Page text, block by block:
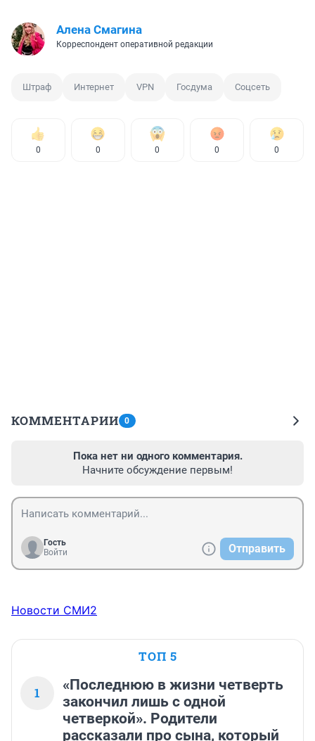
Алена Смагина
Корреспондент оперативной редакции
Штраф Интернет VPN Госдума Соцсеть
0 0 0 0 0
КОММЕНТАРИИ 0
Пока нет ни одного комментария.
Начните обсуждение первым!
Гость
Войти
Отправить
Новости СМИ2
ТОП 5
1
«Последнюю в жизни четверть
закончил лишь с одной
четверкой». Родители
рассказали про сына, который